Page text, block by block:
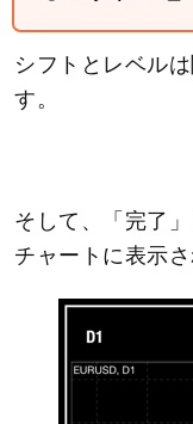
シフトとレベル
す。
そして、「完了
チャートに表示さ